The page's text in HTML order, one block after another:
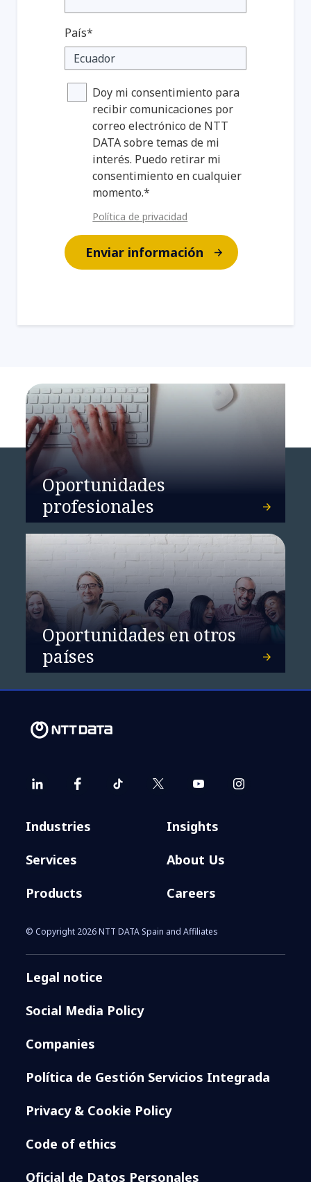
País*
Doy mi consentimiento para
recibir comunicaciones por
correo electrónico de NTT
DATA sobre temas de mi
interés. Puedo retirar mi
consentimiento en cualquier
momento.*
Política de privacidad
Enviar información
Oportunidades
profesionales
Oportunidades en otros
países
Industries
Services
Products
Insights
About Us
Careers
© Copyright 2026 NTT DATA Spain and Affiliates
Legal notice
Social Media Policy
Companies
Política de Gestión Servicios Integrada
Privacy & Cookie Policy
Code of ethics
Oficial de Datos Personales